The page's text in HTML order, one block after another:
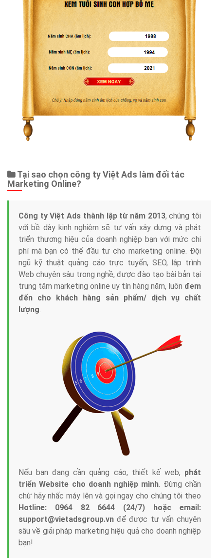
Tại sao chọn công ty Việt Ads làm đối tác
Marketing Online?
Công ty Việt Ads thành lập từ năm 2013, chúng tôi
với bề dày kinh nghiệm sẽ tư vấn xây dựng và phát
triển thương hiệu của doanh nghiệp bạn với mức chi
phí mà bạn có thể đầu tư cho marketing online. Đội
ngũ kỹ thuật quảng cáo trực tuyến, SEO, lập trình
Web chuyên sâu trong nghề, được đào tạo bài bản tại
trung tâm marketing online uy tín hàng năm, luôn đem
đến cho khách hàng sản phẩm/ dịch vụ chất
lượng.
Nếu bạn đang cần quảng cáo, thiết kế web, phát
triển Website cho doanh nghiệp mình. Đừng chần
chừ hãy nhấc máy lên và gọi ngay cho chúng tôi theo
Hotline: 0964 82 6644 (24/7) hoặc email:
support@vietadsgroup.vn để được tư vấn chuyên
sâu về giải pháp marketing hiệu quả cho doanh nghiệp
bạn!